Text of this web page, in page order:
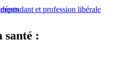
et profession libérale
santé :